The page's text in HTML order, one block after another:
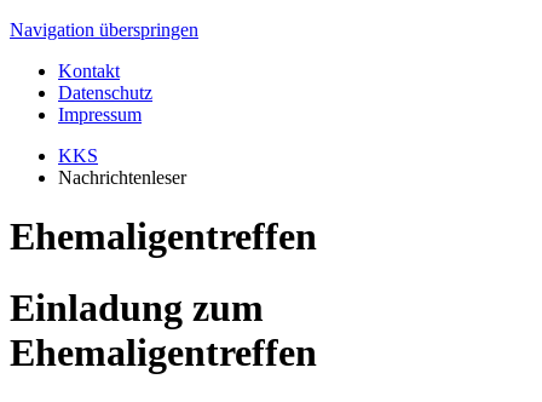
Navigation überspringen
Kontakt
Datenschutz
Impressum
KKS
Nachrichtenleser
Ehemaligentreffen
Einladung zum
Ehemaligentreffen